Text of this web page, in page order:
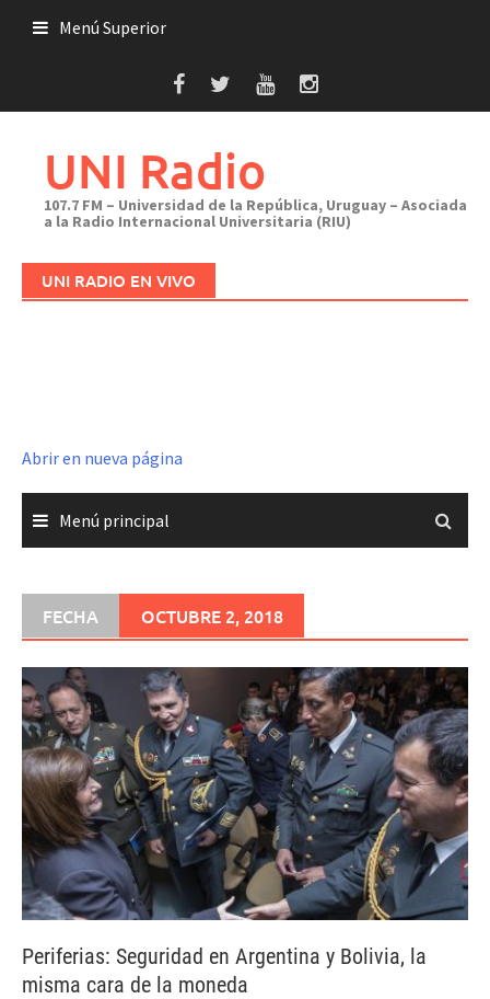
Menú Superior
UNI Radio
107.7 FM – Universidad de la República, Uruguay – Asociada
a la Radio Internacional Universitaria (RIU)
UNI RADIO EN VIVO
Abrir en nueva página
Menú principal
FECHA OCTUBRE 2, 2018
Periferias: Seguridad en Argentina y Bolivia, la
misma cara de la moneda